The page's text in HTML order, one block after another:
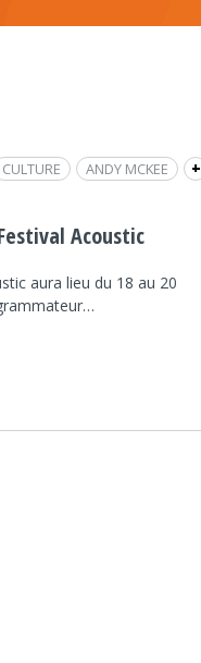
+
ANDY MCKEE
CULTURE
FRAP INFO
DE PALMAS
THOMAS FERSEN
Acoustic
aura lieu du 18 au 20